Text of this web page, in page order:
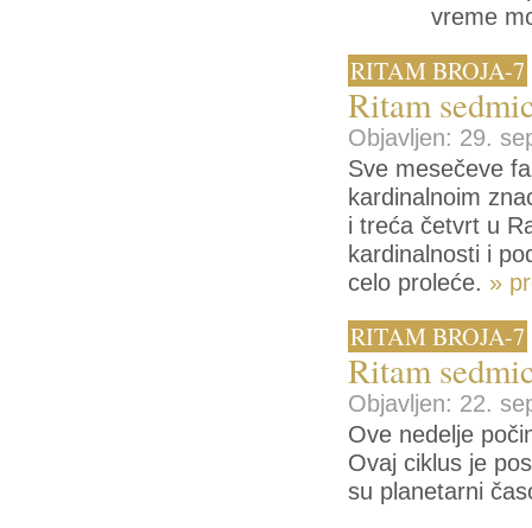
vreme
RITAM BROJA-7
Ritam
Objavljen: 29.
Sve mesečeve
kardinalnoim
i treća četvrt u
kardinalnosti i
celo proleće. »
RITAM BROJA-7
Ritam
Objavljen: 22.
Ove nedelje
Ovaj ciklus je
su planetarni